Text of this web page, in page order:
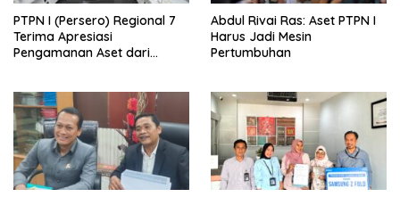
PTPN I (Persero) Regional 7
Terima Apresiasi
Pengamanan Aset dari
Abdul Rivai Ras: Aset PTPN I
Harus Jadi Mesin
Pertumbuhan